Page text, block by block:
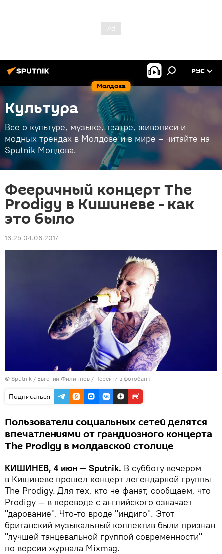
Молдова
РУС
Культура
Все о культуре, музыке, театре, живописи и
модных трендах в Молдове и в мире – читайте на
Sputnik Молдова.
Фееричный концерт The
Prodigy в Кишиневе - как
это было
13:25 04.06.2017
© Sputnik / Евгений Филиппов / Перейти в фотобанк
Подписаться
Пользователи социальных сетей делятся
впечатлениями от грандиозного концерта
The Prodigy в молдавской столице
КИШИНЕВ, 4 июн — Sputnik. В субботу вечером
в Кишиневе прошел концерт легендарной группы
The Prodigy. Для тех, кто не фанат, сообщаем, что
Prodigy — в переводе с английского означает
"дарование". Что-то вроде "индиго". Этот
британский музыкальный коллектив были признан
"лучшей танцевальной группой современности"
по версии журнала Mixmag.